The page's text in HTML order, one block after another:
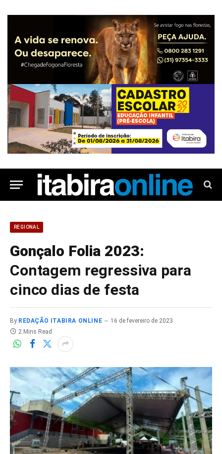
REGIONAL
Gonçalo Folia 2023:
Contagem regressiva para
cinco dias de festa
By REDAÇÃO ITABIRA ONLINE
16 de fevereiro de 2023
2 Mins Read